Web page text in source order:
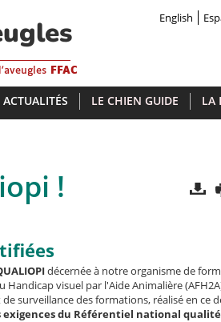
FFAC
English
ACTUALITÉS LE CHIEN GUIDE LA
!
décernée à notre organisme de
visuel par l'Aide Animalière
de surveillance des formations, réalisé en ce
exigences du Référentiel national qualité